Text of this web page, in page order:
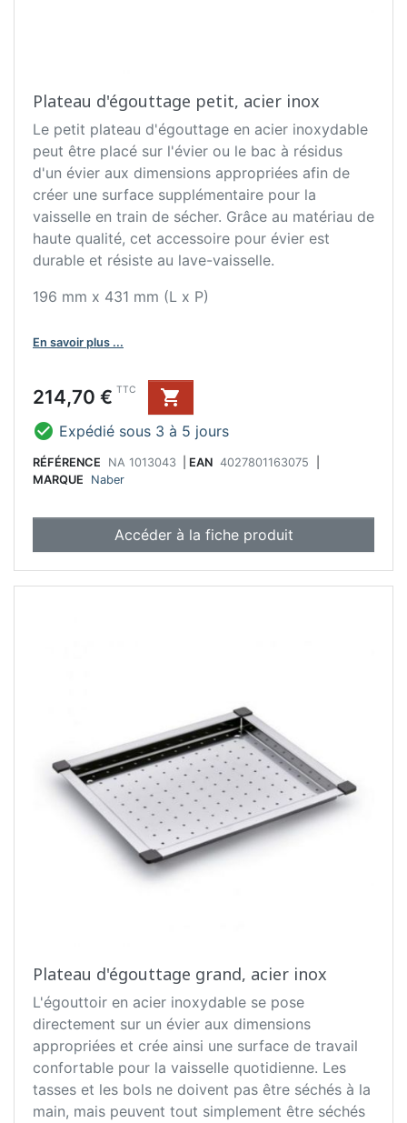
Plateau d'égouttage petit, acier inox
Le petit plateau d'égouttage en acier inoxydable
peut être placé sur l'évier ou le bac à résidus
d'un évier aux dimensions appropriées afin de
créer une surface supplémentaire pour la
vaisselle en train de sécher. Grâce au matériau de
haute qualité, cet accessoire pour évier est
durable et résiste au lave-vaisselle.
196 mm x 431 mm (L x P)
En savoir plus ...
Prix
214,70 € TTC

 Expédié sous 3 à 5 jours
RÉFÉRENCE NA 1013043 EAN 4027801163075
MARQUE
Naber
Accéder à la fiche produit
Plateau d'égouttage grand, acier inox
L'égouttoir en acier inoxydable se pose
directement sur un évier aux dimensions
appropriées et crée ainsi une surface de travail
confortable pour la vaisselle quotidienne. Les
tasses et les bols ne doivent pas être séchés à la
main, mais peuvent tout simplement être séchés